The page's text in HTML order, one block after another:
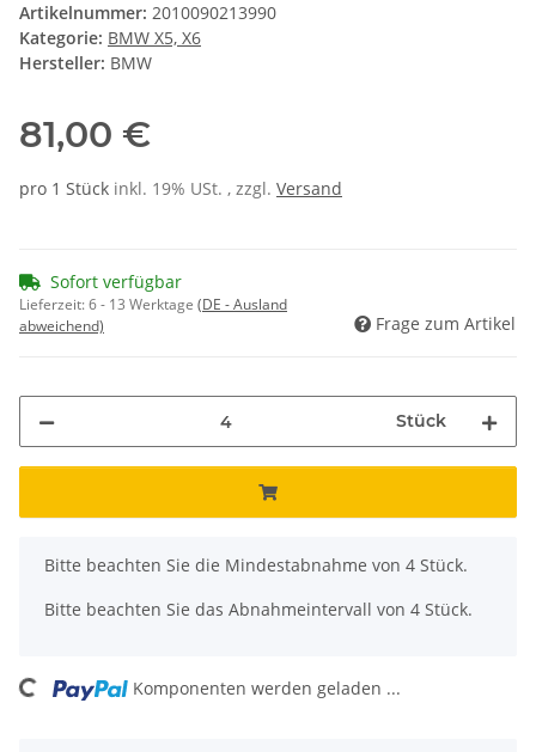
Artikelnummer: 2010090213990
Kategorie: BMW X5, X6
Hersteller: BMW
81,00 €
pro 1 Stück inkl. 19% USt. , zzgl. Versand
Sofort verfügbar
Lieferzeit:6 - 13 Werktage (DE - Ausland
abweichend)
Frage zum Artikel
Stück
x
Bitte beachten Sie die Mindestabnahme von 4 Stück.
Bitte beachten Sie das Abnahmeintervall von 4 Stück.
Komponenten werden geladen ...